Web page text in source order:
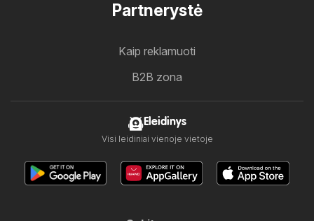
Partnerystė
Kaip reklamuoti
B2B zona
Eleidinys
Visi leidiniai vienoje vietoje